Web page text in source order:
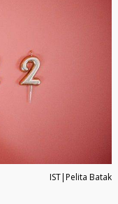
IST|Pelita Batak